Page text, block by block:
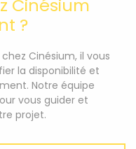
Cinésium
?
Cinésium, il vous
la disponibilité et
Notre équipe
vous guider et
projet.